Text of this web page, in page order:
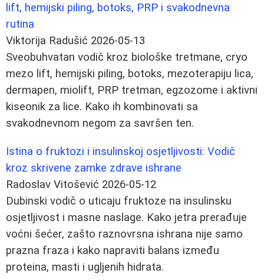
lift, hemijski piling, botoks, PRP i svakodnevna
rutina
Viktorija Radušić 2026-05-13
Sveobuhvatan vodič kroz biološke tretmane, cryo
mezo lift, hemijski piling, botoks, mezoterapiju lica,
dermapen, miolift, PRP tretman, egzozome i aktivni
kiseonik za lice. Kako ih kombinovati sa
svakodnevnom negom za savršen ten.
Istina o fruktozi i insulinskoj osjetljivosti: Vodič
kroz skrivene zamke zdrave ishrane
Radoslav Vitošević 2026-05-12
Dubinski vodič o uticaju fruktoze na insulinsku
osjetljivost i masne naslage. Kako jetra prerađuje
voćni šećer, zašto raznovrsna ishrana nije samo
prazna fraza i kako napraviti balans između
proteina, masti i ugljenih hidrata.